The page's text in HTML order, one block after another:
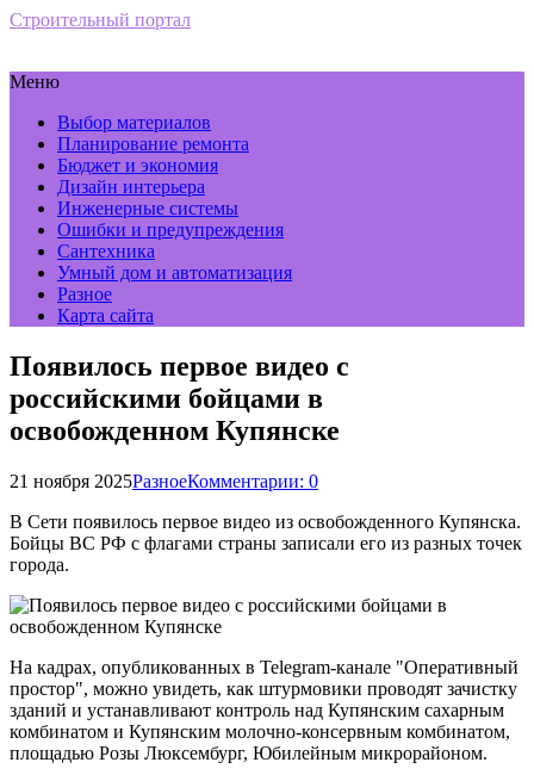
Строительный портал
Меню
Выбор материалов
Планирование ремонта
Бюджет и экономия
Дизайн интерьера
Инженерные системы
Ошибки и предупреждения
Сантехника
Умный дом и автоматизация
Разное
Карта сайта
Появилось первое видео с
российскими бойцами в
освобожденном Купянске
21 ноября 2025РазноеКомментарии: 0
В Сети появилось первое видео из освобожденного Купянска.
Бойцы ВС РФ с флагами страны записали его из разных точек
города.
На кадрах, опубликованных в Telegram-канале "Оперативный
простор", можно увидеть, как штурмовики проводят зачистку
зданий и устанавливают контроль над Купянским сахарным
комбинатом и Купянским молочно-консервным комбинатом,
площадью Розы Люксембург, Юбилейным микрорайоном.